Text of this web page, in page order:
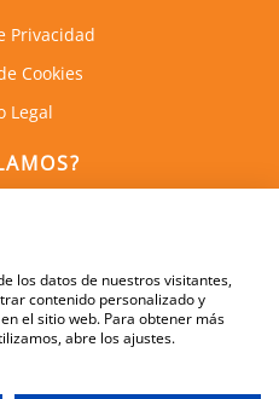
Privacidad
Cookies
Legal
083
los datos de nuestros visitantes,
contenido personalizado y
el sitio web. Para obtener más
abre los ajustes.